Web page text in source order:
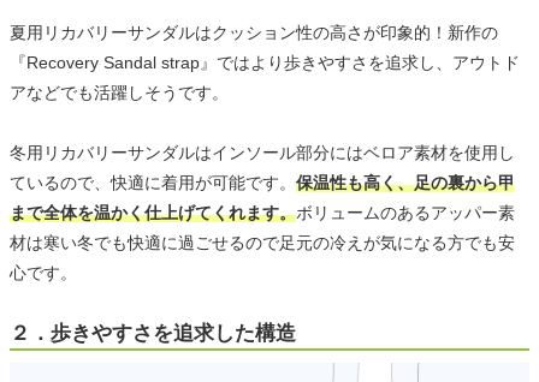
夏用リカバリーサンダルはクッション性の高さが印象的！新作の
『Recovery Sandal strap』ではより歩きやすさを追求し、アウトド
アなどでも活躍しそうです。
冬用リカバリーサンダルはインソール部分にはベロア素材を使用し
ているので、快適に着用が可能です。 保温性も高く、足の裏から甲
まで全体を温かく仕上げてくれます。ボリュームのあるアッパー素
材は寒い冬でも快適に過ごせるので足元の冷えが気になる方でも安
心です。
２．歩きやすさを追求した構造